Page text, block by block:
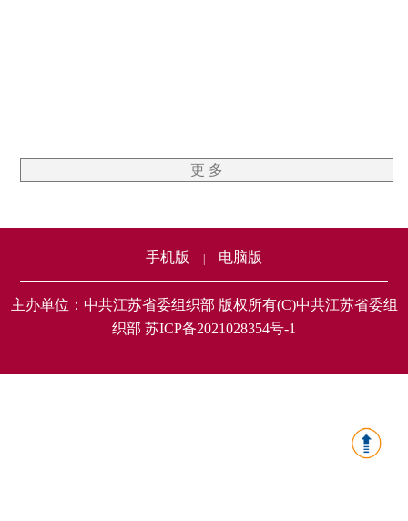
更 多
手机版 电脑版
主办单位：中共江苏省委组织部 版权所有(C)中共江苏省委组
织部 苏ICP备2021028354号-1